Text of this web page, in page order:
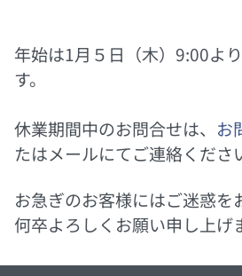
年始は1月５日（木）9:00よ
す。
休業期間中のお問合せは、 お
たはメールにてご連絡くださ
お急ぎのお客様にはご迷惑を
何卒よろしくお願い申し上げ